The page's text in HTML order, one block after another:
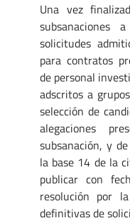
Una vez
subsanaciones
solicitudes
para contratos
de personal
adscritos a
selección de
alegaciones
subsanación, y
la base 14 de la
publicar con
resolución por
definitivas de